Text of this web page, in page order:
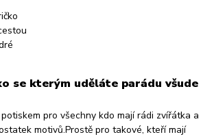
se kterým uděláte parádu všude
pro všechny kdo mají rádi zvířátka a
motivů.Prostě pro takové, kteří mají